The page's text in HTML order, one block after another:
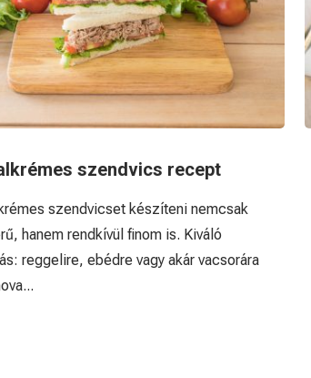
szendvics recept
szendvicset készíteni nemcsak
hanem rendkívül finom is. Kiváló
reggelire, ebédre vagy akár vacsorára